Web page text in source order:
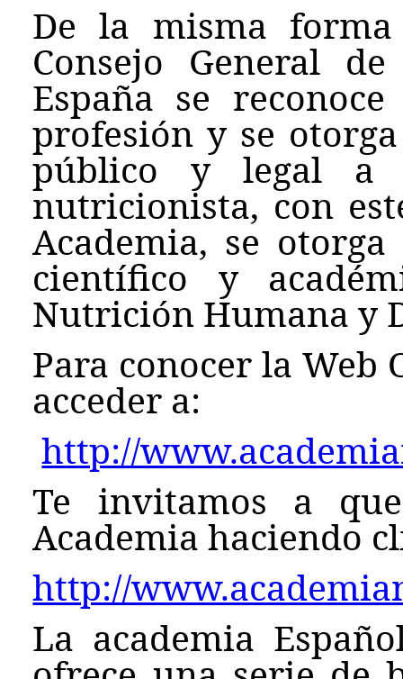
De la misma
Consejo General
España se
profesión y se
público y legal a
nutricionista, con
Academia, se
científico y
Nutrición Humana y
Para conocer la Web
acceder a:
http://
Te invitamos a
Academia haciendo
http://
La academia